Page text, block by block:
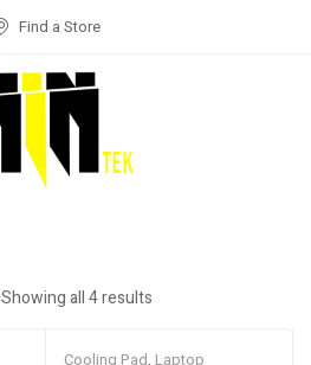
Find a Store
Showing all 4 results
Cooling Pad, Laptop